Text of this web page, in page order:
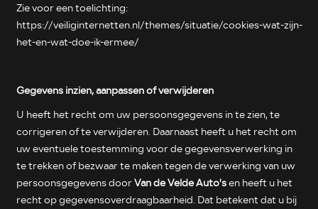
Zie voor een toelichting:
https://veiliginternetten.nl/themes/situatie/cookies-wat-zijn-
het-en-wat-doe-ik-ermee/
Gegevens inzien, aanpassen of verwijderen
U heeft het recht om uw persoonsgegevens in te zien, te
corrigeren of te verwijderen. Daarnaast heeft u het recht om
uw eventuele toestemming voor de gegevensverwerking in
te trekken of bezwaar te maken tegen de verwerking van uw
persoonsgegevens doorVan de Velde Auto'sen heeft u het
recht op gegevensoverdraagbaarheid. Dat betekent dat u bij